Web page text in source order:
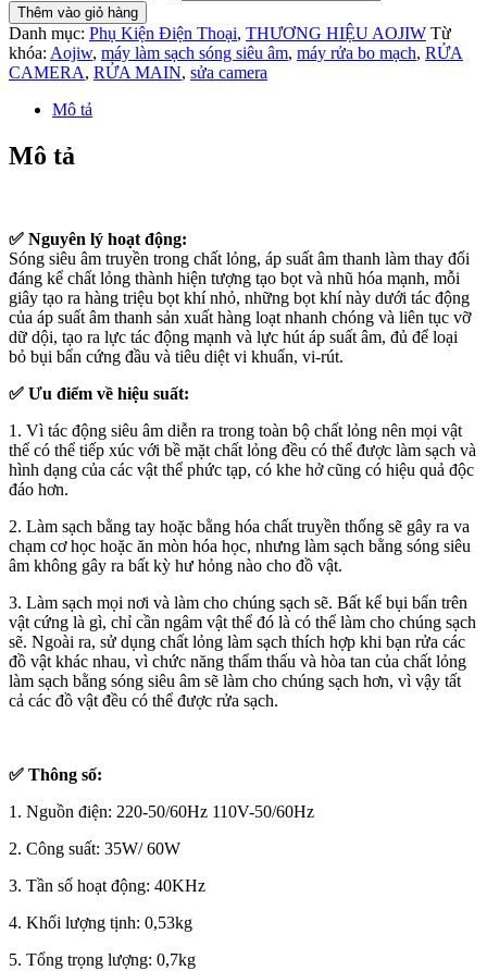
Thêm vào giỏ hàng
Danh mục: Phụ Kiện Điện Thoại, THƯƠNG HIỆU AOJIW Từ
khóa: Aojiw, máy làm sạch sóng siêu âm, máy rửa bo mạch, RỬA
CAMERA, RỬA MAIN, sửa camera
Mô tả
Mô tả
✅ Nguyên lý hoạt động:
Sóng siêu âm truyền trong chất lỏng, áp suất âm thanh làm thay đổi
đáng kể chất lỏng thành hiện tượng tạo bọt và nhũ hóa mạnh, mỗi
giây tạo ra hàng triệu bọt khí nhỏ, những bọt khí này dưới tác động
của áp suất âm thanh sản xuất hàng loạt nhanh chóng và liên tục vỡ
dữ dội, tạo ra lực tác động mạnh và lực hút áp suất âm, đủ để loại
bỏ bụi bẩn cứng đầu và tiêu diệt vi khuẩn, vi-rút.
✅ Ưu điểm về hiệu suất:
1. Vì tác động siêu âm diễn ra trong toàn bộ chất lỏng nên mọi vật
thể có thể tiếp xúc với bề mặt chất lỏng đều có thể được làm sạch và
hình dạng của các vật thể phức tạp, có khe hở cũng có hiệu quả độc
đáo hơn.
2. Làm sạch bằng tay hoặc bằng hóa chất truyền thống sẽ gây ra va
chạm cơ học hoặc ăn mòn hóa học, nhưng làm sạch bằng sóng siêu
âm không gây ra bất kỳ hư hỏng nào cho đồ vật.
3. Làm sạch mọi nơi và làm cho chúng sạch sẽ. Bất kể bụi bẩn trên
vật cứng là gì, chỉ cần ngâm vật thể đó là có thể làm cho chúng sạch
sẽ. Ngoài ra, sử dụng chất lỏng làm sạch thích hợp khi bạn rửa các
đồ vật khác nhau, vì chức năng thẩm thấu và hòa tan của chất lỏng
làm sạch bằng sóng siêu âm sẽ làm cho chúng sạch hơn, vì vậy tất
cả các đồ vật đều có thể được rửa sạch.
✅ Thông số:
1. Nguồn điện: 220-50/60Hz 110V-50/60Hz
2. Công suất: 35W/ 60W
3. Tần số hoạt động: 40KHz
4. Khối lượng tịnh: 0,53kg
5. Tổng trọng lượng: 0,7kg